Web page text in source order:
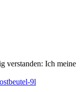
verstanden: Ich meine
9l